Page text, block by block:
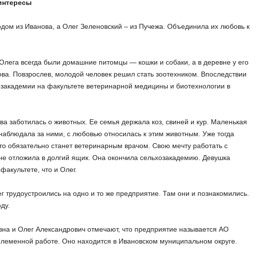
из Иванова, а Олег Зеленовский – из Пучежа. Объединила их любовь к
всегда были домашние питомцы — кошки и собаки, а в деревне у его
Повзрослев, молодой человек решил стать зоотехником. Впоследствии
на факультете ветеринарной медицины и биотехнологии в
заботилась о животных. Ее семья держала коз, свиней и кур. Маленькая
за ними, с любовью относилась к этим животным. Уже тогда
обязательно станет ветеринарным врачом. Свою мечту работать с
отложила в долгий ящик. Она окончила сельхозакадемию. Девушка
что и Олег.
трудоустроились на одно и то же предприятие. Там они и познакомились.
и Олег Александрович отмечают, что предприятие называется АО
работе. Оно находится в Ивановском муниципальном округе.